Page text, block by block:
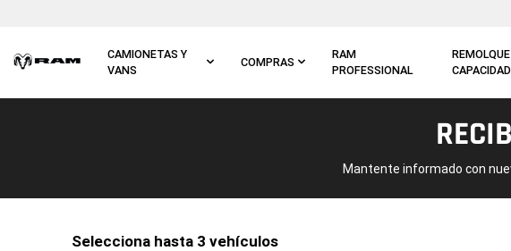
CAMIONETAS Y
VANS
COMPRAS
RAM
PROFESSIONAL
CAPACIDAD
Mantente informado con
selecciona hasta 3 vehículos